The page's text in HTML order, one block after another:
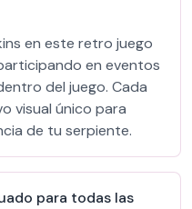
en este retro juego
en eventos
del juego. Cada
visual único para
de tu serpiente.
para todas las